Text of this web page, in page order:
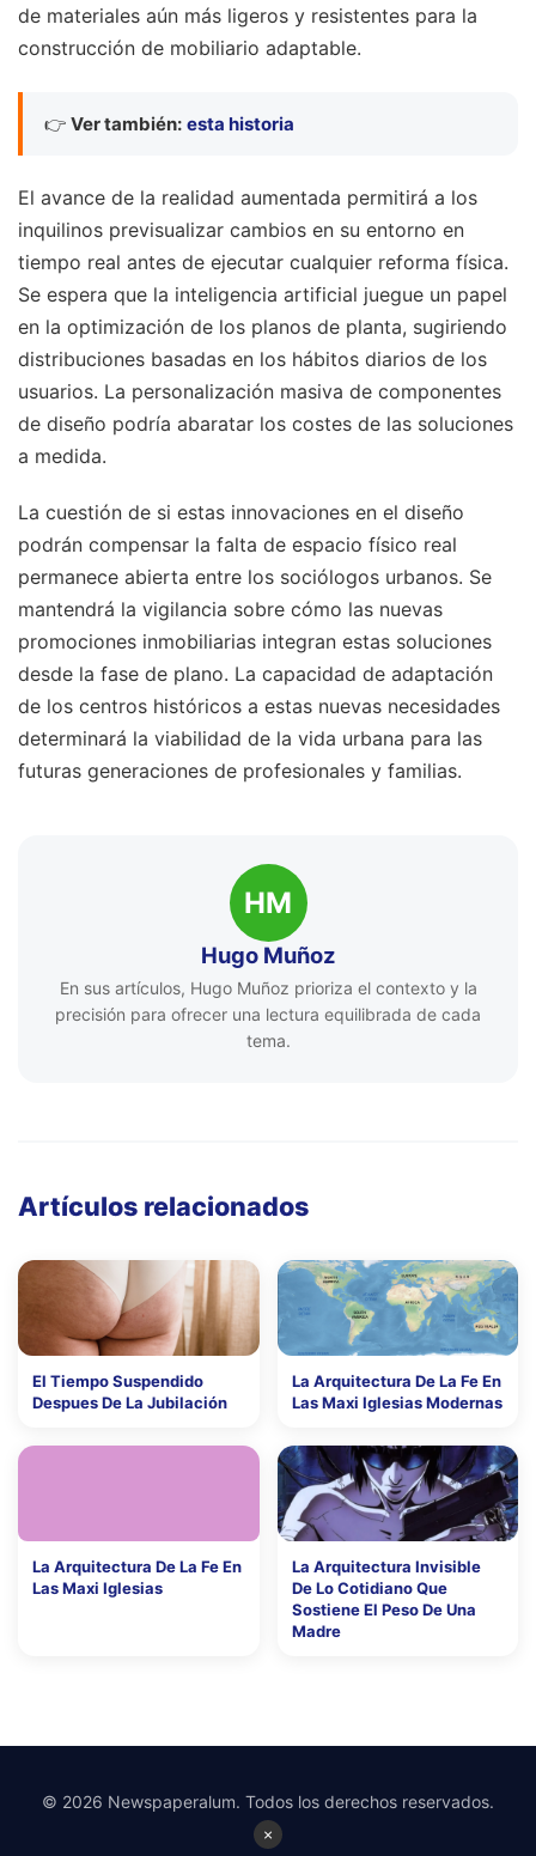
de materiales aún más ligeros y resistentes para la
construcción de mobiliario adaptable.
👉 Ver también: esta historia
El avance de la realidad aumentada permitirá a los
inquilinos previsualizar cambios en su entorno en
tiempo real antes de ejecutar cualquier reforma física.
Se espera que la inteligencia artificial juegue un papel
en la optimización de los planos de planta, sugiriendo
distribuciones basadas en los hábitos diarios de los
usuarios. La personalización masiva de componentes
de diseño podría abaratar los costes de las soluciones
a medida.
La cuestión de si estas innovaciones en el diseño
podrán compensar la falta de espacio físico real
permanece abierta entre los sociólogos urbanos. Se
mantendrá la vigilancia sobre cómo las nuevas
promociones inmobiliarias integran estas soluciones
desde la fase de plano. La capacidad de adaptación
de los centros históricos a estas nuevas necesidades
determinará la viabilidad de la vida urbana para las
futuras generaciones de profesionales y familias.
HM
Hugo Muñoz
En sus artículos, Hugo Muñoz prioriza el contexto y la
precisión para ofrecer una lectura equilibrada de cada
tema.
Artículos relacionados
El Tiempo Suspendido
Despues De La Jubilación
La Arquitectura De La Fe En
Las Maxi Iglesias Modernas
La Arquitectura De La Fe En
Las Maxi Iglesias
La Arquitectura Invisible
De Lo Cotidiano Que
Sostiene El Peso De Una
Madre
×
© 2026 Newspaperalum. Todos los derechos reservados.